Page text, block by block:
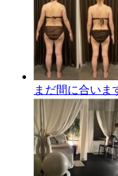
まだ間に合いま